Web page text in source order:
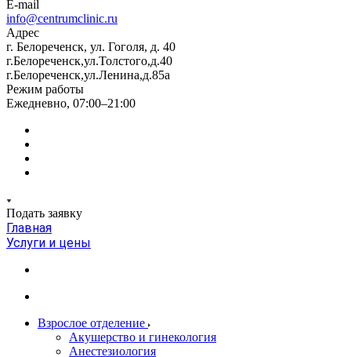
E-mail
info@centrumclinic.ru
Адрес
г. Белореченск, ул. Гоголя, д. 40
г.Белореченск,ул.Толстого,д.40
г.Белореченск,ул.Ленина,д.85а
Режим работы
Ежедневно, 07:00–21:00
Подать заявку
Главная
Услуги и цены
Взрослое отделение
Акушерство и гинекология
Анестезиология